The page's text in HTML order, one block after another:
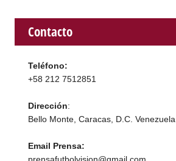
Contacto
Teléfono:
+58 212 7512851
Dirección:
Bello Monte, Caracas, D.C. Venezuela
Email Prensa: